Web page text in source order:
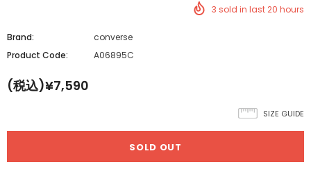
3 sold in last20 hours
Brand:
converse
Product Code:
A06895C
(税込)¥7,590
SIZE GUIDE